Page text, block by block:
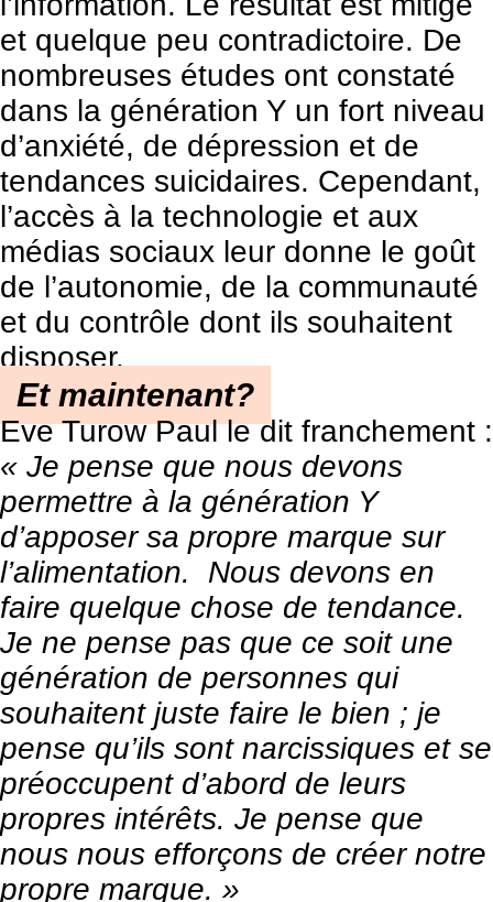
et quelque peu contradictoire. De
nombreuses études ont constaté
dans la génération Y un fort niveau
d’anxiété, de dépression et de
tendances suicidaires. Cependant,
l’accès à la technologie et aux
médias sociaux leur donne le goût
de l’autonomie, de la communauté
et du contrôle dont ils souhaitent
disposer.
Et maintenant?
Eve Turow Paul le dit franchement :
« Je pense que nous devons
permettre à la génération Y
d’apposer sa propre marque sur
l’alimentation. Nous devons en
faire quelque chose de tendance.
Je ne pense pas que ce soit une
génération de personnes qui
souhaitent juste faire le bien ; je
pense qu’ils sont narcissiques et se
préoccupent d’abord de leurs
propres intérêts. Je pense que
nous nous efforçons de créer notre
propre marque. »